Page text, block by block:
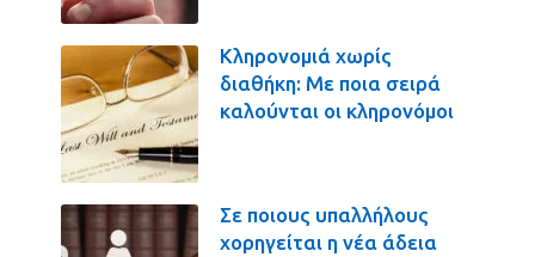
Κληρονομιά χωρίς
διαθήκη: Με ποια σειρά
καλούνται οι κληρονόμοι
Σε ποιους υπαλλήλους
χορηγείται η νέα άδεια